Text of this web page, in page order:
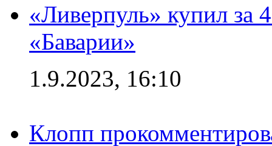
«Ливерпуль» купил за
«Баварии»
1.9.2023, 16:10
Клопп